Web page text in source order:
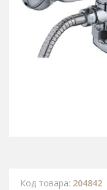
Код товара: 204842